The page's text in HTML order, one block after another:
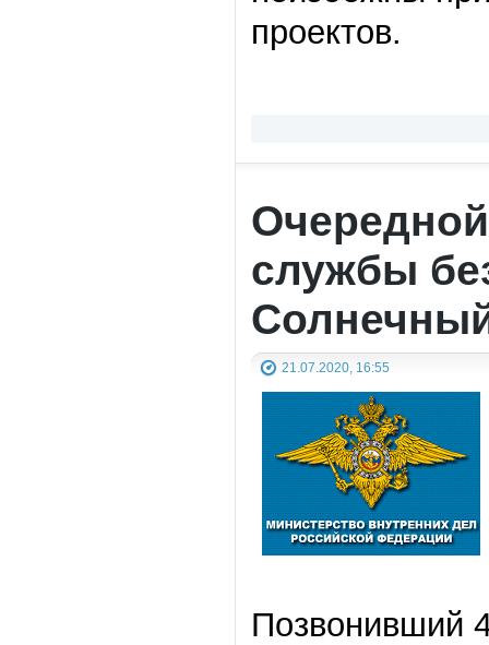
проектов.
службы
21.07.2020, 16:55
Позвонивший